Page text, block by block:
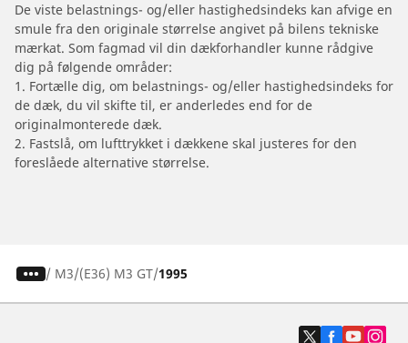
De viste belastnings- og/eller hastighedsindeks kan afvige en
smule fra den originale størrelse angivet på bilens tekniske
mærkat. Som fagmad vil din dækforhandler kunne rådgive
dig på følgende områder:
1. Fortælle dig, om belastnings- og/eller hastighedsindeks for
de dæk, du vil skifte til, er anderledes end for de
originalmonterede dæk.
2. Fastslå, om lufttrykket i dækkene skal justeres for den
foreslåede alternative størrelse.
/ M3 (E36) M3 GT 1995